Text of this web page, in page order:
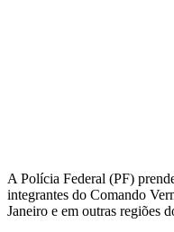
A Polícia Federal (PF)
integrantes do Comando
Janeiro e em outras regiões